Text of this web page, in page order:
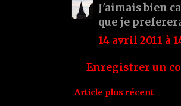
J'aimais bien
que je
14 avril 2011 à
Enregistrer un
Article plus récent